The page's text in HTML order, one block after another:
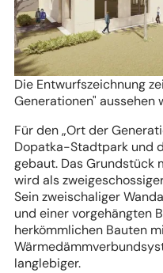
Die Entwurfszeichnung
Generationen" aussehen
Für den „Ort der
Dopatka-Stadtpark und
gebaut. Das Grundstück
wird als
Sein zweischaliger
und einer vorgehängten
herkömmlichen Bauten
langlebiger.